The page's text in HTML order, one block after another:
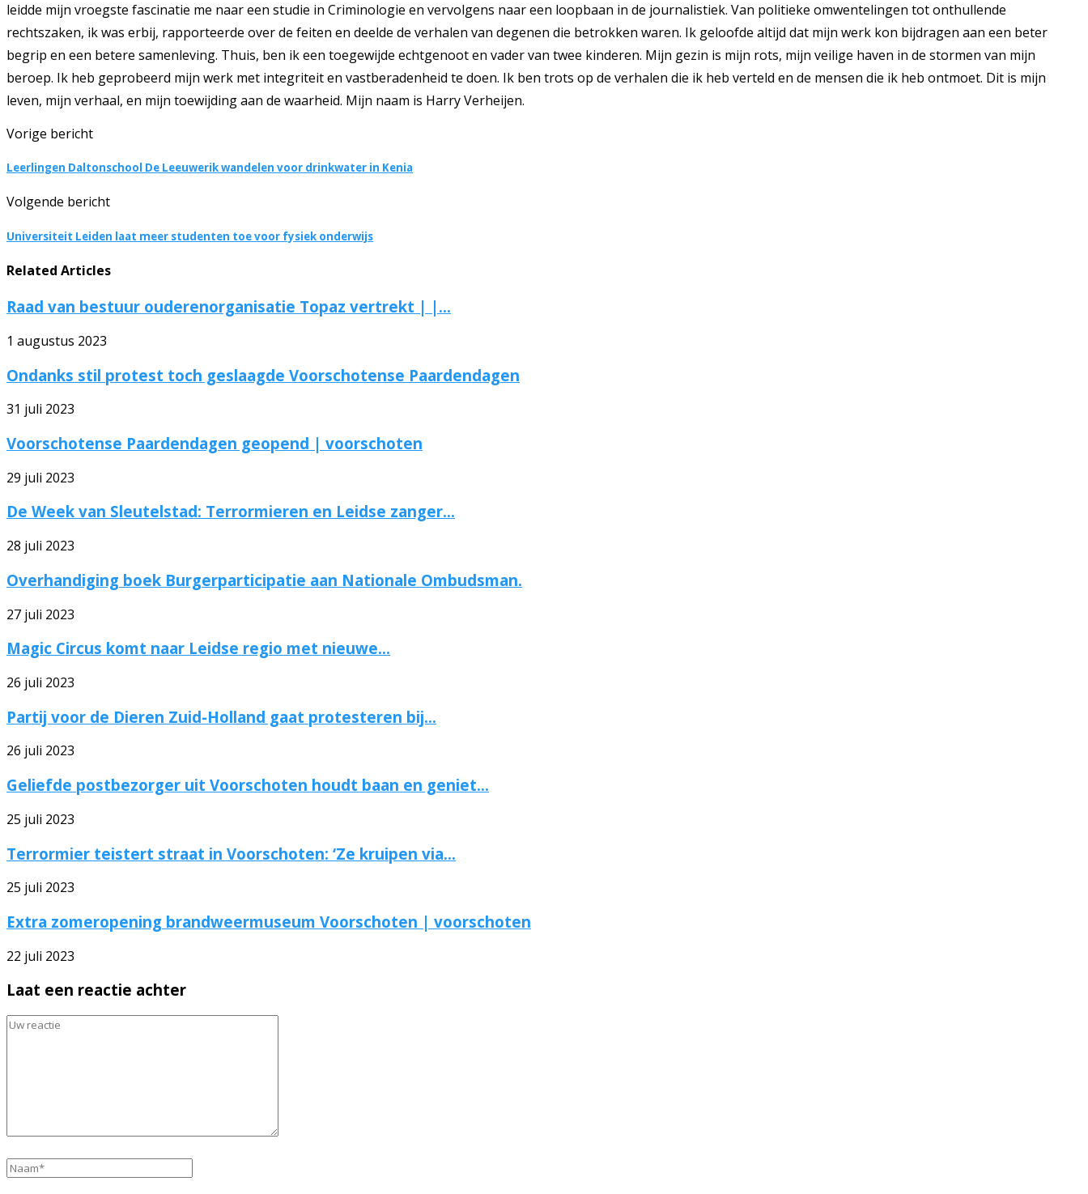
leidde mijn vroegste fascinatie me naar een studie in Criminologie en vervolgens naar een loopbaan in de journalistiek. Van politieke omwentelingen tot onthullende
rechtszaken, ik was erbij, rapporteerde over de feiten en deelde de verhalen van degenen die betrokken waren. Ik geloofde altijd dat mijn werk kon bijdragen aan een beter
begrip en een betere samenleving. Thuis, ben ik een toegewijde echtgenoot en vader van twee kinderen. Mijn gezin is mijn rots, mijn veilige haven in de stormen van mijn
beroep. Ik heb geprobeerd mijn werk met integriteit en vastberadenheid te doen. Ik ben trots op de verhalen die ik heb verteld en de mensen die ik heb ontmoet. Dit is mijn
leven, mijn verhaal, en mijn toewijding aan de waarheid. Mijn naam is Harry Verheijen.
Vorige bericht
Leerlingen Daltonschool De Leeuwerik wandelen voor drinkwater in Kenia
Volgende bericht
Universiteit Leiden laat meer studenten toe voor fysiek onderwijs
Related Articles
Raad van bestuur ouderenorganisatie Topaz vertrekt | |...
1 augustus 2023
Ondanks stil protest toch geslaagde Voorschotense Paardendagen
31 juli 2023
Voorschotense Paardendagen geopend | voorschoten
29 juli 2023
De Week van Sleutelstad: Terrormieren en Leidse zanger...
28 juli 2023
Overhandiging boek Burgerparticipatie aan Nationale Ombudsman.
27 juli 2023
Magic Circus komt naar Leidse regio met nieuwe...
26 juli 2023
Partij voor de Dieren Zuid-Holland gaat protesteren bij...
26 juli 2023
Geliefde postbezorger uit Voorschoten houdt baan en geniet...
25 juli 2023
Terrormier teistert straat in Voorschoten: ‘Ze kruipen via...
25 juli 2023
Extra zomeropening brandweermuseum Voorschoten | voorschoten
22 juli 2023
Laat een reactie achter